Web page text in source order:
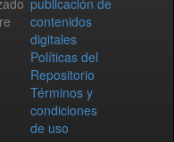
publicación de
contenidos
digitales
Políticas del
Repositorio
Términos y
condiciones
de uso